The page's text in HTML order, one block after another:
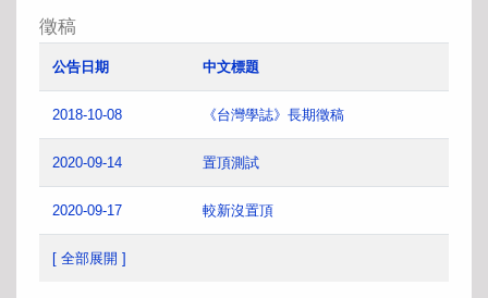
徵稿
公告日期 中文標題
2018-10-08 《台灣學誌》長期徵稿
2020-09-14 置頂測試
2020-09-17 較新沒置頂
[ 全部展開 ]